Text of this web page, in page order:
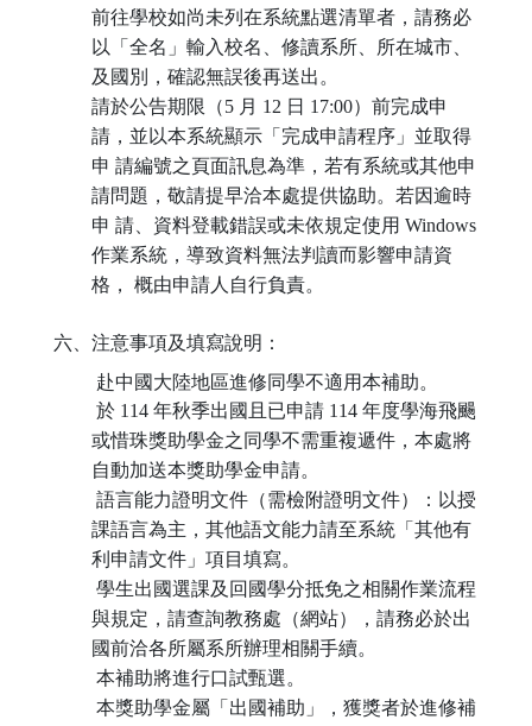
前往學校如尚未列在系統點選清單者，請務必
以「全名」輸入校名、修讀系所、所在城市、
及國別，確認無誤後再送出。
請於公告期限（5 月 12 日 17:00）前完成申
請，並以本系統顯示「完成申請程序」並取得
申 請編號之頁面訊息為準，若有系統或其他申
請問題，敬請提早洽本處提供協助。若因逾時
申 請、資料登載錯誤或未依規定使用 Windows
作業系統，導致資料無法判讀而影響申請資
格， 概由申請人自行負責。
六、注意事項及填寫說明：
赴中國大陸地區進修同學不適用本補助。
於 114 年秋季出國且已申請 114 年度學海飛颺
或惜珠獎助學金之同學不需重複遞件，本處將
自動加送本獎助學金申請。
語言能力證明文件（需檢附證明文件）：以授
課語言為主，其他語文能力請至系統「其他有
利申請文件」項目填寫。
學生出國選課及回國學分抵免之相關作業流程
與規定，請查詢教務處（網站），請務必於出
國前洽各所屬系所辦理相關手續。
本補助將進行口試甄選。
本獎助學金屬「出國補助」，獲獎者於進修補